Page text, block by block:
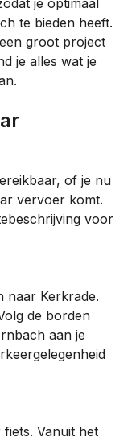
je optimaal
te bieden heeft.
groot project
je alles wat je
of je nu
vervoer komt.
voor
naar Kerkrade.
de borden
aan je
Vanuit het